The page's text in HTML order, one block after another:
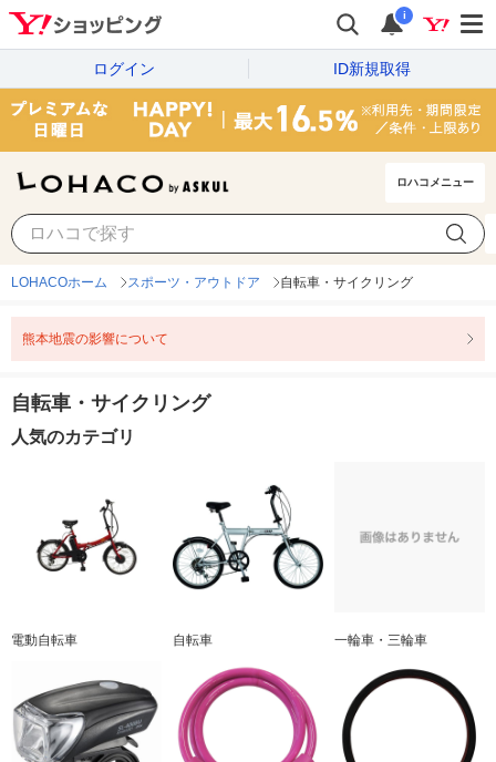
i
ログイン ID新規取得
ロハコメニュー
LOHACOホーム スポーツ・アウトドア 自転車・サイクリング
熊本地震の影響について
自転車・サイクリング
人気のカテゴリ
電動自転車 自転車 一輪車・三輪車